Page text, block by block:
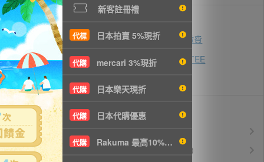
新客註冊禮
代標 日本拍賣 5%現折
代購 mercari 3%現折
代購 日本樂天現折
代購 日本代購優惠
代購 Rakuma 最高10%現折
付款方式
即時付款 ATM轉帳 超商代碼繳費
先買後付 zingala銀角零卡 AFTEE
優惠活動
空運優惠 運費$150/KG起(以克計價)